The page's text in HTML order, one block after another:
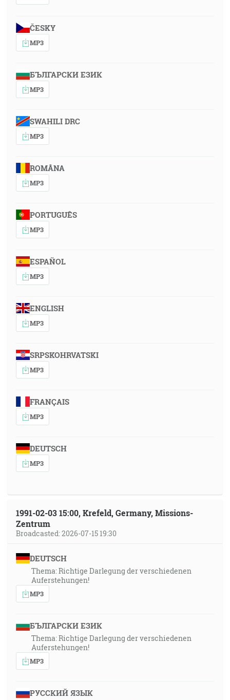
ČESKY
MP3
БЪЛГАРСКИ ЕЗИК
MP3
SWAHILI DRC
MP3
ROMÂNA
MP3
PORTUGUÊS
MP3
ESPAÑOL
MP3
ENGLISH
MP3
SRPSKOHRVATSKI
MP3
FRANÇAIS
MP3
DEUTSCH
MP3
1991-02-03 15:00, Krefeld, Germany, Missions-
Zentrum
Broadcasted: 2026-07-15 19:30
DEUTSCH
Thema: Richtige Darlegung der verschiedenen
Auferstehungen!
MP3
БЪЛГАРСКИ ЕЗИК
Thema: Richtige Darlegung der verschiedenen
Auferstehungen!
MP3
РУССКИЙ ЯЗЫК